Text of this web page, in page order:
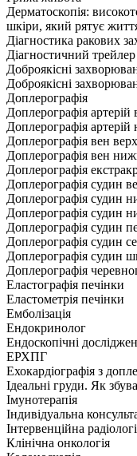
Дерматоскопія:
шкіри, який рятує
Діагностика ракових
Діагностичний трейлер
Доброякісні
Доброякісні
Доплерографія
Доплерографія артерій
Доплерографія артерій
Доплерографія вен
Доплерографія вен
Доплерографія
Доплерографія судин
Доплерографія судин
Доплерографія судин
Доплерографія судин
Доплерографія судин
Доплерографія судин
Доплерографія
Еластографія печінки
Еластометрія печінки
Емболізація
Ендокринолог
Ендоскопічні
ЕРХПГ
Ехокардіографія з
Ідеальні груди. Як
Імунотерапія
Індивідуальна
Інтервенційна
Клінічна онкологія